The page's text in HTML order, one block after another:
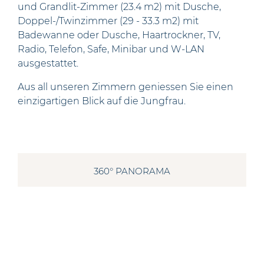
und Grandlit-Zimmer (23.4 m2) mit Dusche,
Doppel-/Twinzimmer (29 - 33.3 m2) mit
Badewanne oder Dusche, Haartrockner, TV,
Radio, Telefon, Safe, Minibar und W-LAN
ausgestattet.
Aus all unseren Zimmern geniessen Sie einen
einzigartigen Blick auf die Jungfrau.
360° PANORAMA